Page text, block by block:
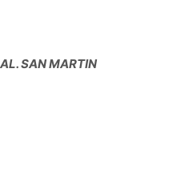
SAN MARTIN